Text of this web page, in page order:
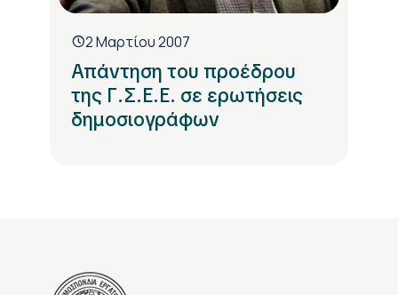
2 Μαρτίου 2007
Απάντηση του προέδρου
της Γ.Σ.Ε.Ε. σε ερωτήσεις
δημοσιογράφων